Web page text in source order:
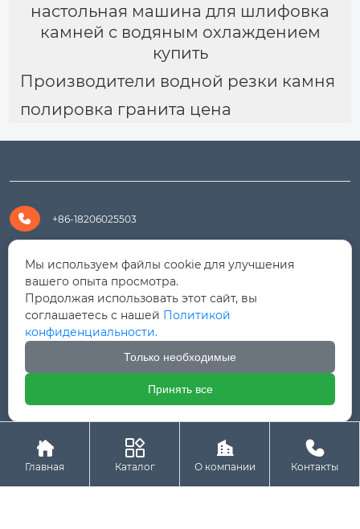
настольная машина для шлифовка
камней с водяным охлаждением
купить
Производители водной резки камня
полировка гранита цена
 +86-18206025503
 +8618206025503
 yanali@hualongm.com

351144, Китай, пров.Фуцзянь, г. Путянь, район Личэн,
промышленная зона Хуанши

Авторское право © ООО "Fujian Province HuaLong

Главная

Каталог

О компании

Контакты
Мы используем файлы cookie для улучшения
вашего опыта просмотра.
Продолжая использовать этот сайт, вы
соглашаетесь с нашей Политикой
конфиденциальности.
Только необходимые
Принять все